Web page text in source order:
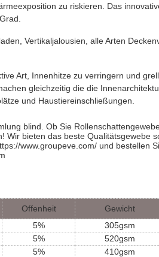
zu riskieren. Das
Vertikaljalousien, alle Arten
Art, Innenhitze zu verringern und
gleichzeitig die die
und Haustiereinschließungen.
blind. Ob Sie
bieten das beste Qualitätsgewebe
www.groupeve.com/ und bestellen
Offenheit Gewicht
5% 305gsm
5% 520gsm
5% 410gsm